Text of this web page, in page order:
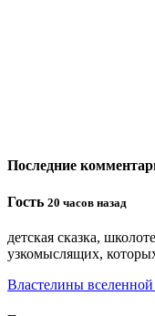
Последние
Гость 20 часов назад
детская сказка,
узкомыслящих,
Властелины